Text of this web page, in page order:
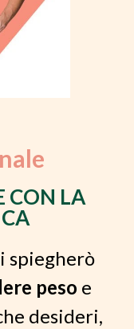
CON LA
spiegherò
peso e
desideri,